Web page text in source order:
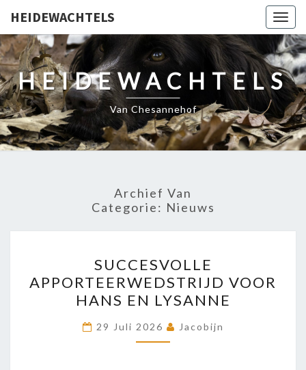
HEIDEWACHTELS
HEIDEWACHTELS
Van Chesannehof
Archief Van
Categorie: Nieuws
APPORTEERWEDSTRIJD
VOOR
HANS
EN
LYSANNE
SUCCESVOLLE
APPORTEERWEDSTRIJD VOOR
HANS EN LYSANNE
29 Juli 2026 Jacobijn